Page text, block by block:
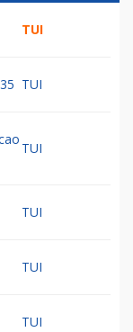
TUI
TUI
TUI
TUI
TUI
TUI